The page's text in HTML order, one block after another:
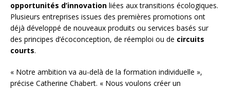
opportunités d’innovation liées aux transitions écologiques.
Plusieurs entreprises issues des premières promotions ont
déjà développé de nouveaux produits ou services basés sur
des principes d’écoconception, de réemploi ou de circuits
courts.
« Notre ambition va au-delà de la formation individuelle »,
précise Catherine Chabert. « Nous voulons créer un